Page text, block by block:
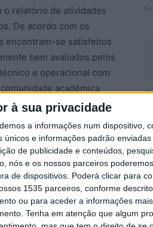
à sua privacidade
a informações num dispositivo,
e informações padrão
de publicidade e conteúdos,
nós e os nossos parceiros
de dispositivos. Poderá clicar para
1535 parceiros, conforme
ou para aceder a informações
Tenha em atenção que algum
o relatório de atividades
De acordo com os
encontram-se satisfeitos
bem avaliados pelos
e operacional com
académica
tem na sociedade e a
internos de
pessoal técnico e
Geral do IPCB, José
6
6